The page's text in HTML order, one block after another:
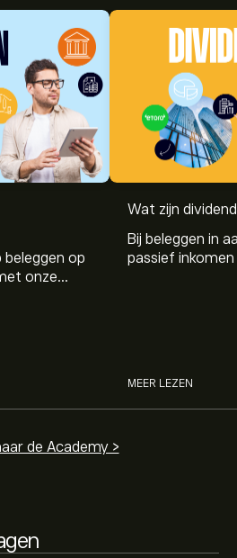
op
onze
Wat zijn
Bij beleggen in
passief
MEER LEZEN
de Academy >
is 8.10‎€‎.
voor 2Invest AG is 8.10‎€‎.
gedetailleerde
de meest recente voorspelling
2Invest AG is 45.07M‎€‎